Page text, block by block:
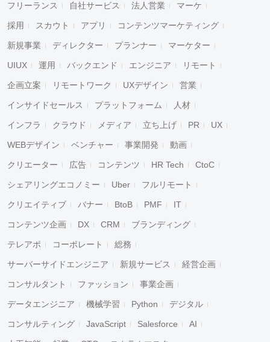
フリーランス 自社サービス 法人営業 マーケ
採用 スカウト アプリ コンテンツマーケティング
新規事業 ディレクター プランナー マーケター
UIUX 運用 バックエンド エンジニア リモート
企画立案 リモートワーク UXデザイン 営業
インサイドセールス プラットフォーム 人材
インフラ クラウド メディア 立ち上げ PR UX
WEBデザイン ベンチャー 事業開発 動画
クリエーター 広告 コンテンツ HR Tech CtoC
シェアリングエコノミー Uber フルリモート
クリエイティブ バナー BtoB PMF IT
コンテンツ企画 DX CRM ブランディング
テレアポ コーポレート 総務
サーバーサイドエンジニア 新規サービス 経営企画
コンサルタント ファッション 事業企画
データエンジニア 機械学習 Python デジタル
コンサルティング JavaScript Salesforce AI